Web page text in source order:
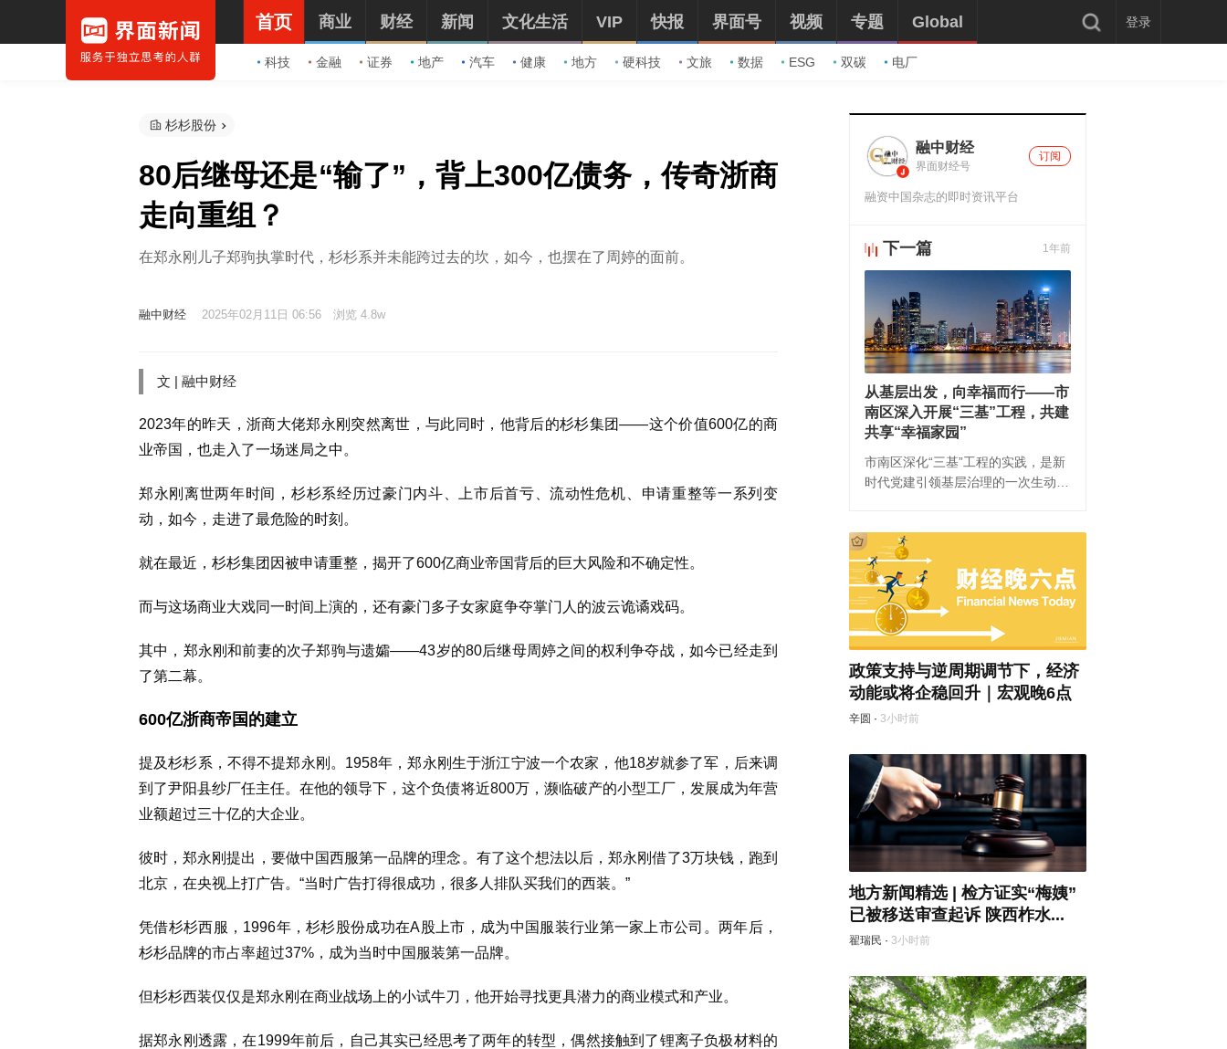
首页
科技 金融 证券 地产 汽车 健康 地方 硬科技 文旅 数据 ESG 双碳 电厂
商业 财经 新闻 文化生活 VIP 快报 界面号 视频 专题 Global 登录
杉杉股份
80后继母还是“输了”，背上300亿债务，传奇浙商
走向重组？
在郑永刚儿子郑驹执掌时代，杉杉系并未能跨过去的坎，如今，也摆在了周婷的面前。
融中财经 2025年02月11日 06:56 浏览 4.8w
文 | 融中财经
2023年的昨天，浙商大佬郑永刚突然离世，与此同时，他背后的杉杉集团——这个价值600亿的商
业帝国，也走入了一场迷局之中。
郑永刚离世两年时间，杉杉系经历过豪门内斗、上市后首亏、流动性危机、申请重整等一系列变
动，如今，走进了最危险的时刻。
就在最近，杉杉集团因被申请重整，揭开了600亿商业帝国背后的巨大风险和不确定性。
而与这场商业大戏同一时间上演的，还有豪门多子女家庭争夺掌门人的波云诡谲戏码。
其中，郑永刚和前妻的次子郑驹与遗孀——43岁的80后继母周婷之间的权利争夺战，如今已经走到
了第二幕。
600亿浙商帝国的建立
提及杉杉系，不得不提郑永刚。1958年，郑永刚生于浙江宁波一个农家，他18岁就参了军，后来调
到了尹阳县纱厂任主任。在他的领导下，这个负债将近800万，濒临破产的小型工厂，发展成为年营
业额超过三十亿的大企业。
彼时，郑永刚提出，要做中国西服第一品牌的理念。有了这个想法以后，郑永刚借了3万块钱，跑到
北京，在央视上打广告。“当时广告打得很成功，很多人排队买我们的西装。”
凭借杉杉西服，1996年，杉杉股份成功在A股上市，成为中国服装行业第一家上市公司。两年后，
杉杉品牌的市占率超过37%，成为当时中国服装第一品牌。
但杉杉西装仅仅是郑永刚在商业战场上的小试牛刀，他开始寻找更具潜力的商业模式和产业。
据郑永刚透露，在1999年前后，自己其实已经思考了两年的转型，偶然接触到了锂离子负极材料的
融中财经
界面财经号
订阅
融资中国杂志的即时资讯平台
下一篇 1年前
从基层出发，向幸福而行——市
南区深入开展“三基”工程，共建
共享“幸福家园”
市南区深化“三基”工程的实践，是新
时代党建引领基层治理的一次生动探
台风“白海豚”移动路径确定，或
沿...
政策支持与逆周期调节下，经济
动能或将企稳回升｜宏观晚6点
辛圆 · 3小时前
地方新闻精选 | 检方证实“梅姨”
已被移送审查起诉 陕西柞水...
翟瑞民 · 3小时前